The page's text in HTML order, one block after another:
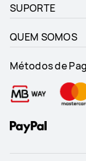
SUPORTE
QUEM SOMOS
Métodos de